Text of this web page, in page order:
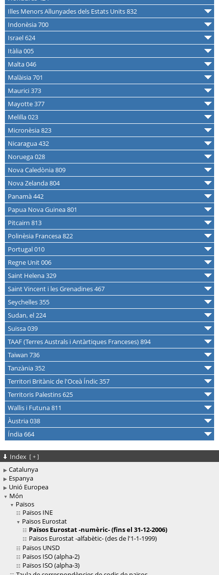
Illes Menors Allunyades dels Estats Units 832
Indonèsia 700
Israel 624
Itàlia 005
Malta 046
Malàisia 701
Maurici 373
Mayotte 377
Melilla 023
Micronèsia 823
Nicaragua 432
Noruega 028
Nova Caledònia 809
Nova Zelanda 804
Panamà 442
Papua Nova Guinea 801
Pitcairn 813
Polinèsia Francesa 822
Portugal 010
Regne Unit 006
Saint Helena 329
Saint Vincent i les Grenadines 467
Seychelles 355
Sudan, el 224
Suïssa 039
TAAF (Terres Australs i Antàrtiques Franceses) 894
Taiwan 736
Tanzània 352
Territori Britànic de l'Oceà Índic 357
Territoris Palestins 625
Wallis i Futuna 811
Àustria 038
Índia 664
Index [ + ]
Catalunya
Espanya
Unió Europea
Món
Països
Països INE
Països Eurostat
Països Eurostat -numèric- (fins el 31-12-2006)
Països Eurostat -alfabètic- (des de l'1-1-1999)
Països UNSD
Països ISO (alpha-2)
Països ISO (alpha-3)